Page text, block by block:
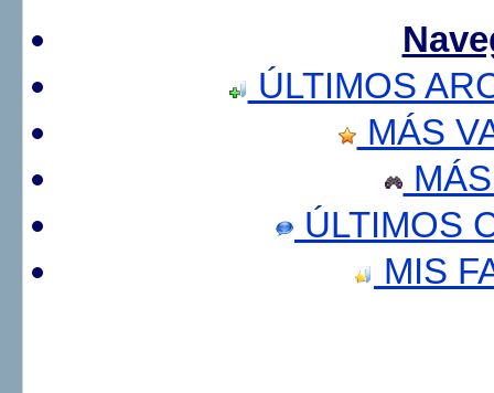
ÚLTIMOS
MÁS
ÚLTIMOS
MIS